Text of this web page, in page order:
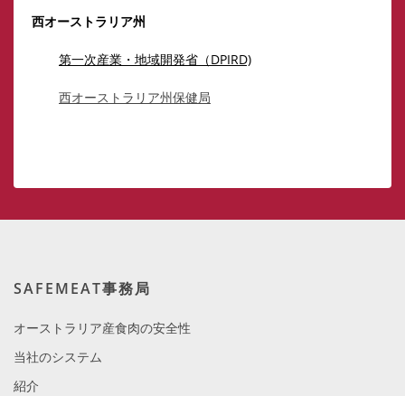
西オーストラリア州
第一次産業・地域開発省（DPIRD)
西オーストラリア州保健局
SAFEMEAT事務局
オーストラリア産食肉の安全性
当社のシステム
紹介